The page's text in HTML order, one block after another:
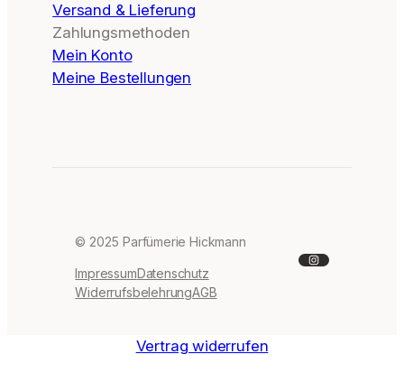
Versand & Lieferung
Zahlungsmethoden
Mein Konto
Meine Bestellungen
© 2025 Parfümerie Hickmann
ImpressumDatenschutz
WiderrufsbelehrungAGB
Instagram
Vertrag widerrufen